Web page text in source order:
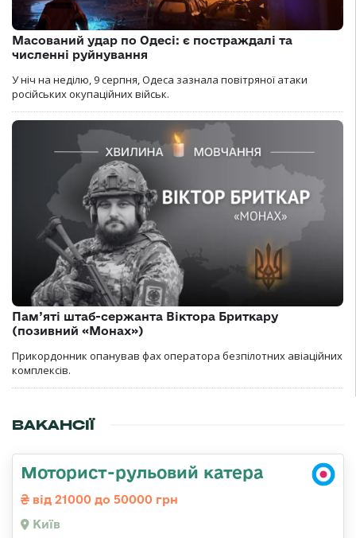
Масований удар по Одесі: є постраждалі та
численні руйнування
У ніч на неділю, 9 серпня, Одеса зазнала повітряної атаки
російських окупаційних військ.
Пам’яті штаб-сержанта Віктора Бриткару
(позивний «Монах»)
Прикордонник опанував фах оператора безпілотних авіаційних
комплексів.
ВАКАНСІЇ
Моторист-рульовий катера
від 21000 до 50000 грн
Київ